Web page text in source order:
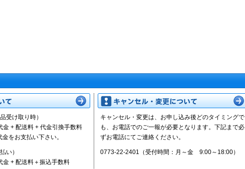
受け取り時）
金 + 配送料 + 代金引換手数料
をお支払い下さい。
い）
金 + 配送料＋振込手数料
キャンセル・変更は、お申し込み後どのタイミングで
も、お電話でのご一報が必要となります。下記まで必
ずお電話にてご連絡ください。
0773-22-2401（受付時間：月～金 9:00～18:00）